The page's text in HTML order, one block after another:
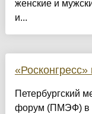
женские и
и...
Петербургский
форум (ПМЭФ) в